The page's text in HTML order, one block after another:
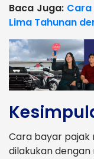
Baca Juga: Cara
Lima Tahunan
Cara bayar pajak
dilakukan